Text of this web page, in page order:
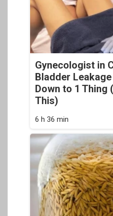
Gynecologist in
Bladder
Down to 1 Thing
This)
6 h 36 min